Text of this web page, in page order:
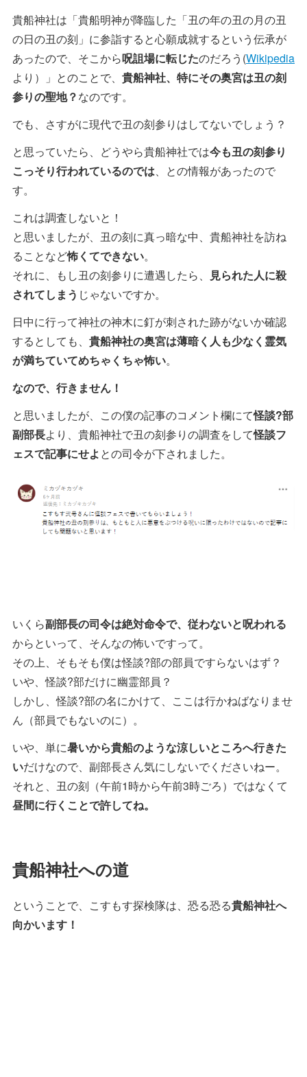
貴船神社は「貴船明神が降臨した「丑の年の丑の月の丑
の日の丑の刻」に参詣すると心願成就するという伝承が
あったので、そこから呪詛場に転じたのだろう(Wikipedia
より）」とのことで、 貴船神社、特にその奥宮は丑の刻
参りの聖地？なのです。
でも、さすがに現代で丑の刻参りはしてないでしょう？
と思っていたら、どうやら貴船神社では今も丑の刻参り
こっそり行われているのでは、との情報があったので
す。
これは調査しないと！
と思いましたが、丑の刻に真っ暗な中、貴船神社を訪ね
ることなど怖くてできない。
それに、もし丑の刻参りに遭遇したら、
見られた人に殺
されてしまう じゃないですか。
日中に行って神社の神木に釘が刺された跡がないか確認
するとしても、 貴船神社の奥宮は薄暗く人も少なく霊気
が満ちていてめちゃくちゃ怖い。
なので、行きません！
と思いましたが、この僕の記事のコメント欄にて怪談?部
副部長より、貴船神社で丑の刻参りの調査をして怪談フ
ェスで記事にせよとの司令が下されました。
いくら副部長の司令は絶対命令で、従わないと呪われる
からといって、そんなの怖いですって。
その上、そもそも僕は怪談?部の部員ですらないはず？
いや、怪談?部だけに幽霊部員？
しかし、怪談?部の名にかけて、ここは行かねばなりませ
ん（部員でもないのに）。
いや、単に暑いから貴船のような涼しいところへ行きた
いだけなので、副部長さん気にしないでくださいねー。
それと、丑の刻（午前1時から午前3時ごろ）ではなくて
昼間に行くことで許してね。
貴船神社への道
ということで、こすもす探検隊は、恐る恐る貴船神社へ
向かいます！